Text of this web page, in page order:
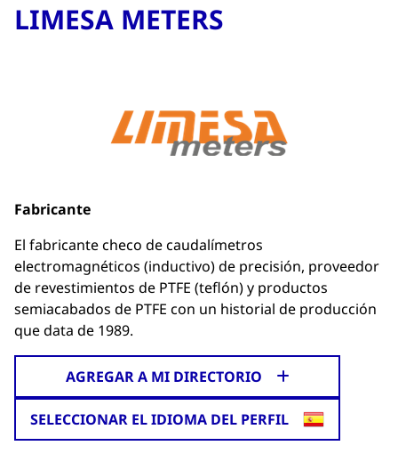
LIMESA METERS
Fabricante
El fabricante checo de caudalímetros
electromagnéticos (inductivo) de precisión, proveedor
de revestimientos de PTFE (teflón) y productos
semiacabados de PTFE con un historial de producción
que data de 1989.
AGREGAR A MI DIRECTORIO
SELECCIONAR EL IDIOMA DEL PERFIL